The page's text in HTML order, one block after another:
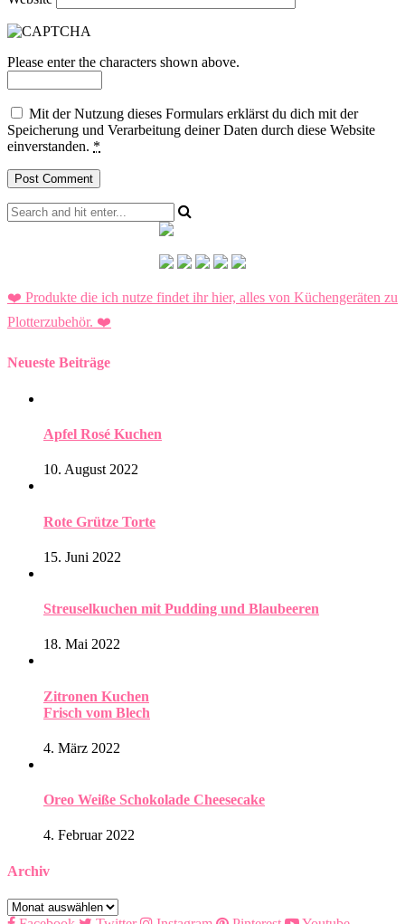
Please enter the characters shown above.
Mit der Nutzung dieses Formulars erklärst du dich mit der
Speicherung und Verarbeitung deiner Daten durch diese Website
einverstanden. *
❤️ Produkte die ich nutze findet ihr hier, alles von Küchengeräten zu
Plotterzubehör. ❤️
Neueste Beiträge
Apfel Rosé Kuchen
10. August 2022
Rote Grütze Torte
15. Juni 2022
Streuselkuchen mit Pudding und Blaubeeren
18. Mai 2022
Zitronen Kuchen
Frisch vom Blech
4. März 2022
Oreo Weiße Schokolade Cheesecake
4. Februar 2022
Archiv
Archiv